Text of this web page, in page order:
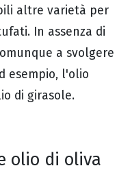
altre varietà per
In assenza di
a svolgere
esempio, l'olio
di girasole.
olio di oliva